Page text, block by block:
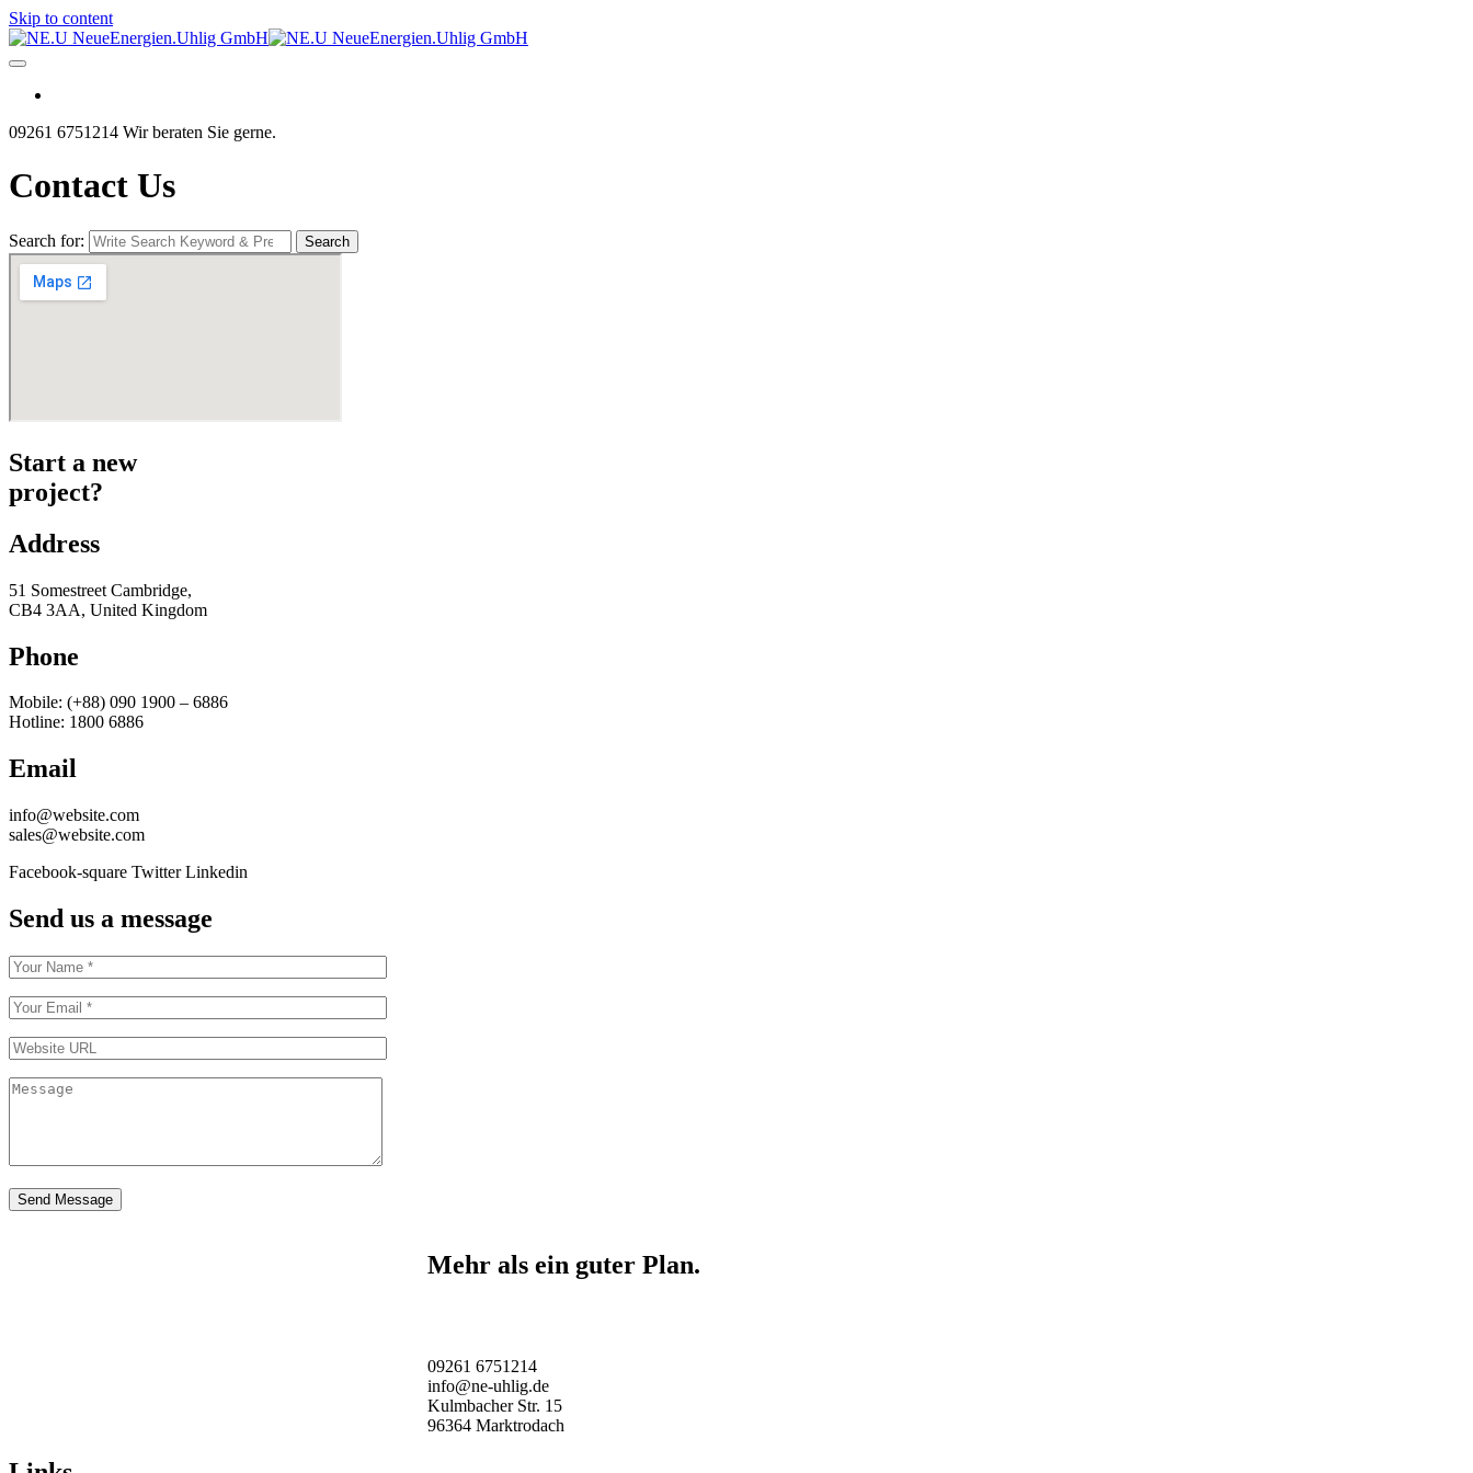
Skip to content
09261 6751214 Wir beraten Sie gerne.
Contact Us
Search for: Search
Start a new
project?
Address
51 Somestreet Cambridge,
CB4 3AA, United Kingdom
Phone
Mobile: (+88) 090 1900 – 6886
Hotline: 1800 6886
Email
info@website.com
sales@website.com
Facebook-square Twitter Linkedin
Send us a message
Mehr als ein guter Plan.
09261 6751214
info@ne-uhlig.de
Kulmbacher Str. 15
96364 Marktrodach